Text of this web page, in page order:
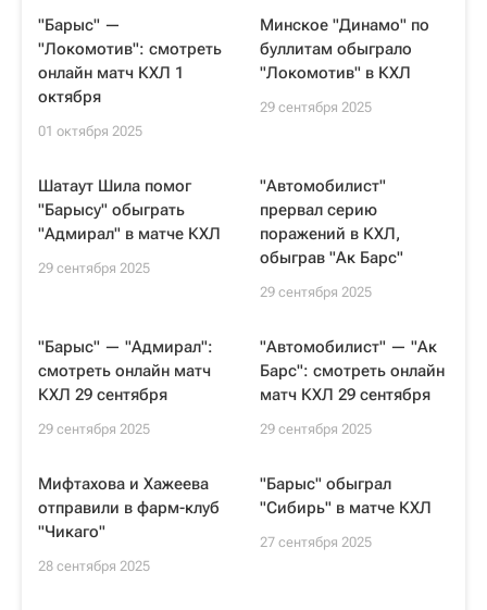
"Барыс" —
"Локомотив": смотреть
онлайн матч КХЛ 1
октября
01 октября 2025
Минское "Динамо" по
буллитам обыграло
"Локомотив" в КХЛ
29 сентября 2025
Шатаут Шила помог
"Барысу" обыграть
"Адмирал" в матче КХЛ
29 сентября 2025
"Автомобилист"
прервал серию
поражений в КХЛ,
обыграв "Ак Барс"
29 сентября 2025
"Барыс" — "Адмирал":
смотреть онлайн матч
КХЛ 29 сентября
29 сентября 2025
"Автомобилист" — "Ак
Барс": смотреть онлайн
матч КХЛ 29 сентября
29 сентября 2025
Мифтахова и Хажеева
отправили в фарм-клуб
"Чикаго"
28 сентября 2025
"Барыс" обыграл
"Сибирь" в матче КХЛ
27 сентября 2025